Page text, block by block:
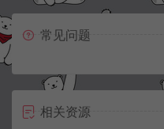
常见问题
相关资源